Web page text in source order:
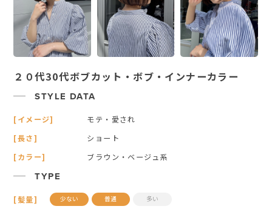
２０代30代ボブカット・ボブ・インナーカラー
STYLE DATA
[イメージ]
モテ・愛され
[長さ]
ショート
[カラー]
ブラウン・ベージュ系
TYPE
[髪量] 少ない 普通 多い